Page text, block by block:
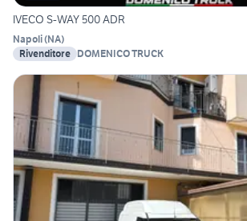
IVECO S-WAY 500 ADR
Napoli(NA)
Rivenditore DOMENICO TRUCK